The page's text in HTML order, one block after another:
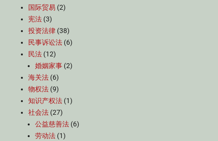
国际贸易 (2)
宪法 (3)
投资法律 (38)
民事诉讼法 (6)
民法 (12)
婚姻家事 (2)
海关法 (6)
物权法 (9)
知识产权法 (1)
社会法 (27)
公益慈善法 (6)
劳动法 (1)